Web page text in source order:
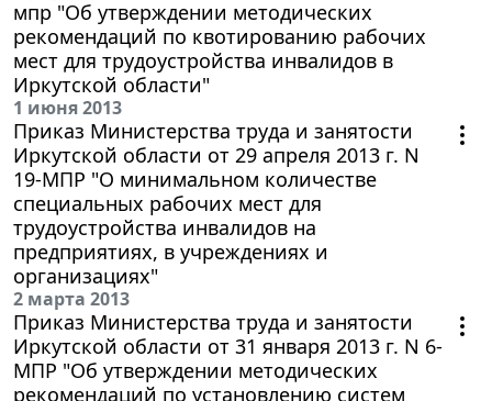
мпр "Об утверждении методических
рекомендаций по квотированию рабочих
мест для трудоустройства инвалидов в
Иркутской области"
1 июня 2013
Приказ Министерства труда и занятости
Иркутской области от 29 апреля 2013 г. N
19-МПР "О минимальном количестве
специальных рабочих мест для
трудоустройства инвалидов на
предприятиях, в учреждениях и
организациях"
2 марта 2013
Приказ Министерства труда и занятости
Иркутской области от 31 января 2013 г. N 6-
МПР "Об утверждении методических
рекомендаций по установлению систем